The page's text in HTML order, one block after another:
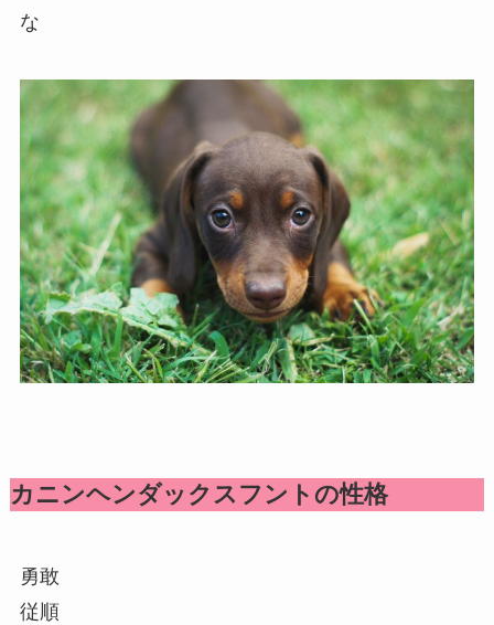
な
カニンヘンダックスフントの性格
勇敢
従順